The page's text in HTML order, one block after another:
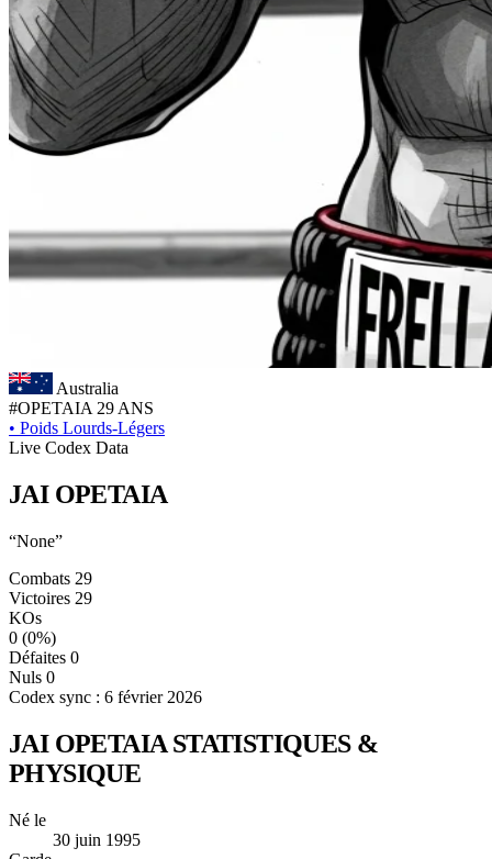
Australia
#OPETAIA 29 ANS
• Poids Lourds-Légers
Live Codex Data
JAI OPETAIA
“None”
Combats 29
Victoires 29
KOs
0 (0%)
Défaites 0
Nuls 0
Codex sync : 6 février 2026
JAI OPETAIA STATISTIQUES &
PHYSIQUE
Né le
30 juin 1995